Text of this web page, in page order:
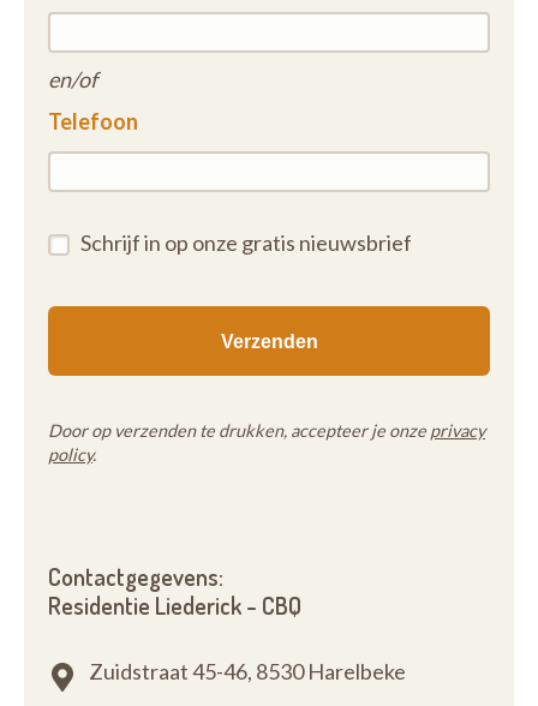
en/of
Telefoon
Schrijf in op onze gratis nieuwsbrief
Door op verzenden te drukken, accepteer je onze privacy
policy.
Contactgegevens:
Residentie Liederick - CBQ
Zuidstraat 45-46, 8530 Harelbeke